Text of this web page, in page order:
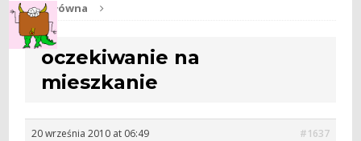
Str. główna
oczekiwanie na
mieszkanie
20 września 2010 at 06:49 #1637